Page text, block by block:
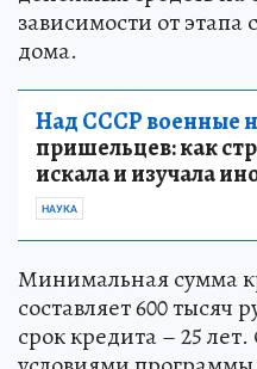
зависимости от этапа
дома.
Над СССР военные
пришельцев: как
искала и изучала
НАУКА
Минимальная сумма
составляет 600
срок кредита – 25